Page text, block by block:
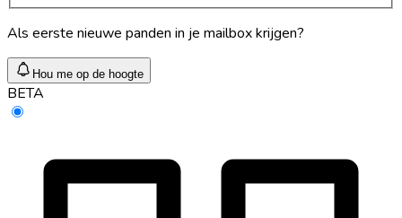
Als eerste nieuwe panden in je mailbox krijgen?
Hou me op de hoogte
BETA